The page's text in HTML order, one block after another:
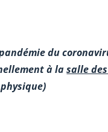
du
à lasalle